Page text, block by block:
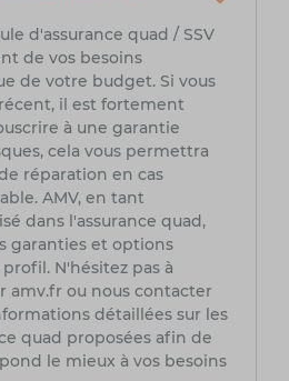
d'assurance quad / SSV
de vos besoins
de votre budget. Si vous
il est fortement
à une garantie
cela vous permettra
réparation en cas
AMV, en tant
dans l'assurance quad,
garanties et options
N'hésitez pas à
amv.fr ou nous contacter
détaillées sur les
quad proposées afin de
le mieux à vos besoins